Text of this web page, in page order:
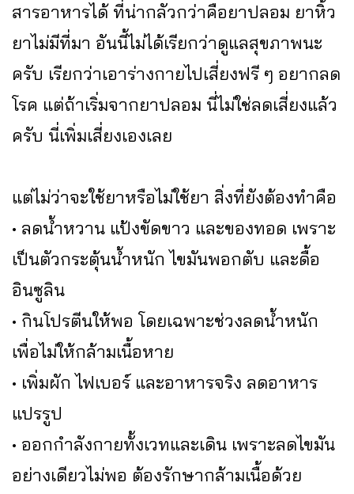
สารอาหารได้ ที่น่ากลัวกว่าคือยาปลอม ยาหิ้ว
ยาไม่มีที่มา อันนี้ไม่ได้เรียกว่าดูแลสุขภาพนะ
ครับ เรียกว่าเอาร่างกายไปเสี่ยงฟรี ๆ อยากลด
โรค แต่ถ้าเริ่มจากยาปลอม นี่ไม่ใช่ลดเสี่ยงแล้ว
ครับ นี่เพิ่มเสี่ยงเองเลย
แต่ไม่ว่าจะใช้ยาหรือไม่ใช้ยา สิ่งที่ยังต้องทำคือ
• ลดน้ำหวาน แป้งขัดขาว และของทอด เพราะ
เป็นตัวกระตุ้นน้ำหนัก ไขมันพอกตับ และดื้อ
อินซูลิน
• กินโปรตีนให้พอ โดยเฉพาะช่วงลดน้ำหนัก
เพื่อไม่ให้กล้ามเนื้อหาย
• เพิ่มผัก ไฟเบอร์ และอาหารจริง ลดอาหาร
แปรรูป
• ออกกำลังกายทั้งเวทและเดิน เพราะลดไขมัน
อย่างเดียวไม่พอ ต้องรักษากล้ามเนื้อด้วย